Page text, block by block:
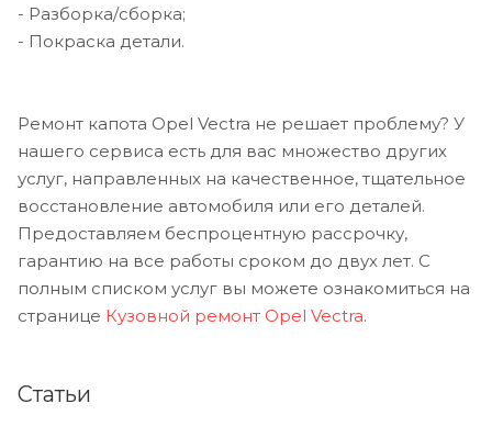
- Разборка/сборка;
- Покраска детали.
Ремонт капота Opel Vectra не решает проблему? У
нашего сервиса есть для вас множество других
услуг, направленных на качественное, тщательное
восстановление автомобиля или его деталей.
Предоставляем беспроцентную рассрочку,
гарантию на все работы сроком до двух лет. С
полным списком услуг вы можете ознакомиться на
странице Кузовной ремонт Opel Vectra.
Статьи